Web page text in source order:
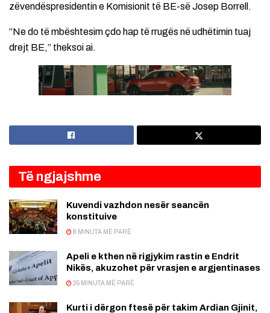
zëvendëspresidentin e Komisionit të BE-së Josep Borrell.
“Ne do të mbështesim çdo hap të rrugës në udhëtimin tuaj
drejt BE,” theksoi ai.
Të ngjajshme
Kuvendi vazhdon nesër seancën
konstituive
8 MINUTA MË PARË
Apeli e kthen në rigjykim rastin e Endrit
Nikës, akuzohet për vrasjen e argjentinases
35 MINUTA MË PARË
Kurti i dërgon ftesë për takim Ardian Gjinit,